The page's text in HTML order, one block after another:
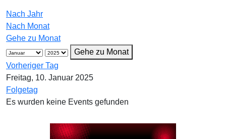
Nach Jahr
Nach Monat
Gehe zu Monat
Gehe zu Monat
Vorheriger Tag
Freitag, 10. Januar 2025
Folgetag
Es wurden keine Events gefunden